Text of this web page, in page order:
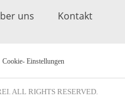
uns
Kontakt
ALL RIGHTS RESERVED.
Cookie- Einstellungen